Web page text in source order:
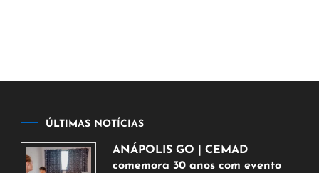
ÚLTIMAS NOTÍCIAS
ANÁPOLIS GO | CEMAD
comemora 30 anos com evento